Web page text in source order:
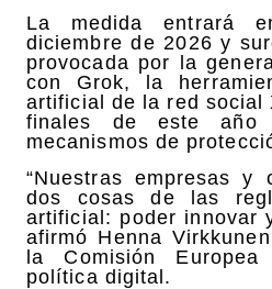
La medida entrará
diciembre de 2026 y
provocada por la
con Grok, la
artificial de la red social
finales de este año
mecanismos de
“Nuestras empresas y
dos cosas de las
artificial: poder innovar
afirmó Henna
la Comisión
política digital.